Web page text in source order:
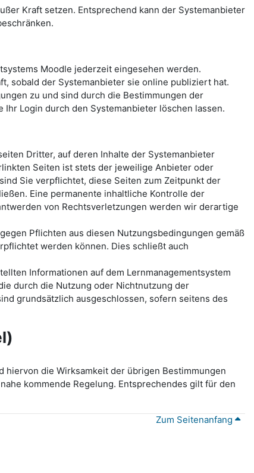
Kraft setzen. Entsprechend kann der Systemanbieter
Moodle jederzeit eingesehen werden.
sobald der Systemanbieter sie online publiziert hat.
zu und sind durch die Bestimmungen der
Login durch den Systemanbieter löschen lassen.
Dritter, auf deren Inhalte der Systemanbieter
Seiten ist stets der jeweilige Anbieter oder
Sie verpflichtet, diese Seiten zum Zeitpunkt der
Eine permanente inhaltliche Kontrolle der
von Rechtsverletzungen werden wir derartige
Pflichten aus diesen Nutzungsbedingungen gemäß
werden können. Dies schließt auch
Informationen auf dem Lernmanagementsystem
durch die Nutzung oder Nichtnutzung der
grundsätzlich ausgeschlossen, sofern seitens des
die Wirksamkeit der übrigen Bestimmungen
kommende Regelung. Entsprechendes gilt für den
Zum Seitenanfang